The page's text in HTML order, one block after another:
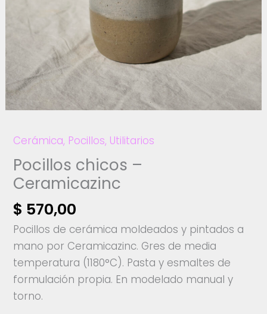
Cerámica, Pocillos, Utilitarios
Pocillos chicos –
Ceramicazinc
$ 570,00
Pocillos de cerámica moldeados y pintados a
mano por Ceramicazinc. Gres de media
temperatura (1180°C). Pasta y esmaltes de
formulación propia. En modelado manual y
torno.